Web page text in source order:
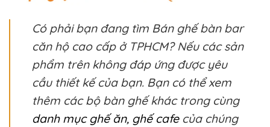
Có phải bạn đang tìm Bán ghế bàn bar
căn hộ cao cấp ở TPHCM? Nếu các sản
phẩm trên không đáp ứng được yêu
cầu thiết kế của bạn. Bạn có thể xem
thêm các bộ bàn ghế khác trong cùng
danh mục ghế ăn, ghế cafecủa chúng